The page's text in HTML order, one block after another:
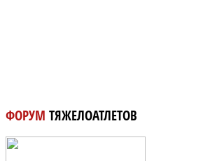
ФОРУМ ТЯЖЕЛОАТЛЕТОВ